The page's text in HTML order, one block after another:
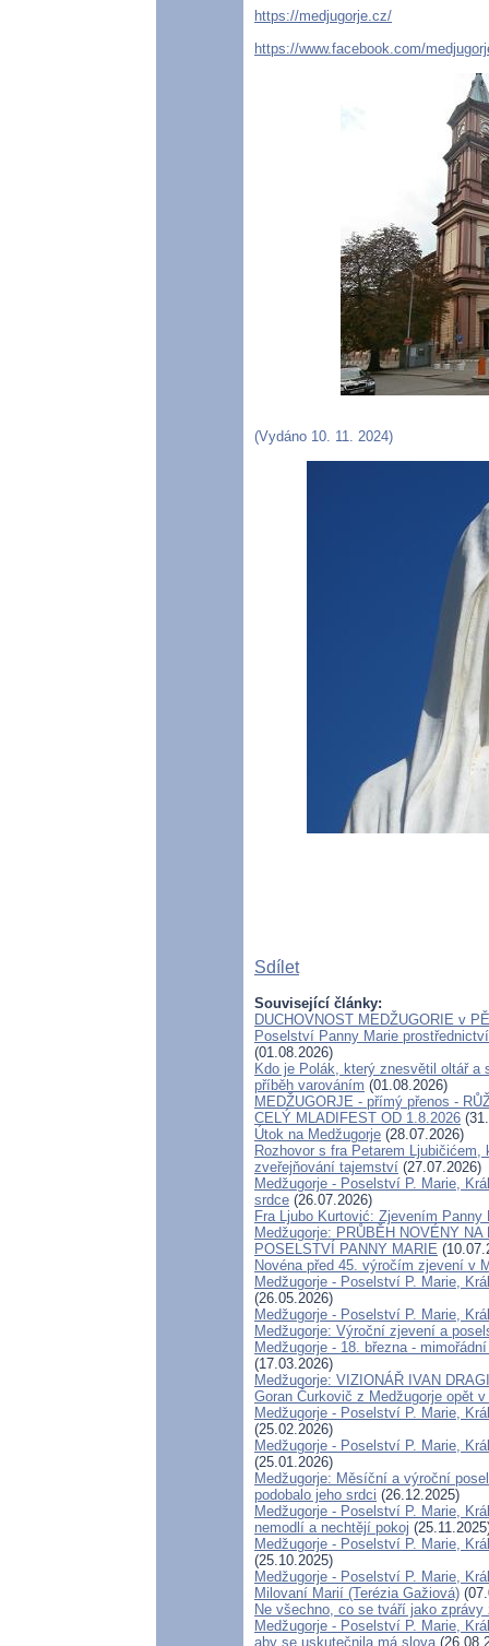
https://medjugorje.cz/
https://www.facebook.com/
(Vydáno 10. 11. 2024)
Sdílet
Související články:
DUCHOVNOST MEDŽUGORIE v
Poselství Panny Marie
(01.08.2026)
Kdo je Polák, který znesvětil oltář a
příběh varováním (01.08.2026)
MEDŽUGORJE - přímý přenos -
CELÝ MLADIFEST OD 1.8.2026
Útok na Medžugorje (28.07.2026)
Rozhovor s fra Petarem
zveřejňování tajemství (27.07.2026)
Medžugorje - Poselství P. Marie,
srdce (26.07.2026)
Fra Ljubo Kurtović: Zjevením Panny
Medžugorje: PRŮBĚH NOVÉNY
POSELSTVÍ PANNY MARIE
Novéna před 45. výročím zjevení v
Medžugorje - Poselství P. Marie,
(26.05.2026)
Medžugorje - Poselství P. Marie,
Medžugorje: Výroční zjevení a
Medžugorje - 18. března -
(17.03.2026)
Medžugorje: VIZIONÁŘ IVAN
Goran Čurkovič z Medžugorje opět
Medžugorje - Poselství P. Marie,
(25.02.2026)
Medžugorje - Poselství P. Marie,
(25.01.2026)
Medžugorje: Měsíční a výroční
podobalo jeho srdci (26.12.2025)
Medžugorje - Poselství P. Marie,
nemodlí a nechtějí pokoj
Medžugorje - Poselství P. Marie,
(25.10.2025)
Medžugorje - Poselství P. Marie,
Milovaní Marií (Terézia Gažiová)
Ne všechno, co se tváří jako
Medžugorje - Poselství P. Marie,
aby se uskutečnila má slova